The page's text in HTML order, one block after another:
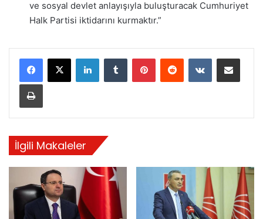
ve sosyal devlet anlayışıyla buluşturacak Cumhuriyet
Halk Partisi iktidarını kurmaktır.”
LinkedInTumblr PinterestReddit VKontakteE-Posta ile paylaş
Yazdır
İlgili Makaleler